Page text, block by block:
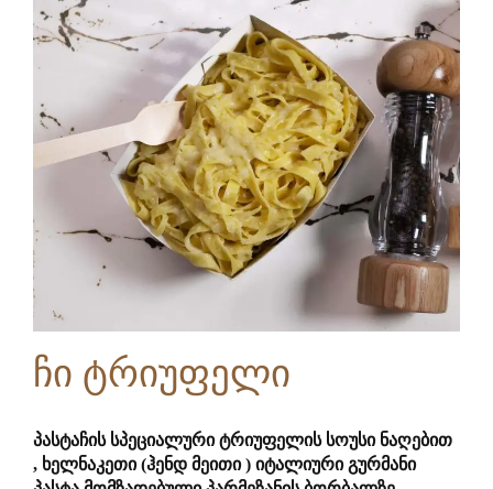
ჩი ტრიუფელი
პასტაჩის სპეციალური ტრიუფელის სოუსი ნაღებით
, ხელნაკეთი (ჰენდ მეითი ) იტალიური გურმანი